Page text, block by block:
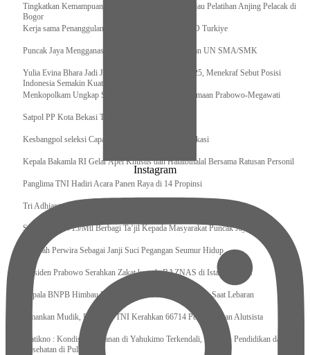
Tingkatkan Kemampuan K9 TNI, Panglima TNI Tinjau Pelatihan Anjing Pelacak di
Bogor
Kerja sama Penanggulangan Bencana BNPB – AFAD Turkiye
Puncak Jaya Mengganas, TNI-POLRI Solid Amankan UN SMA/SMK
Yulia Evina Bhara Jadi Juri Festival Film Cannes 2025, Menekraf Sebut Posisi
Indonesia Semakin Kuat
Menkopolkam Ungkap Spirit Persatuan dan Kebersamaan Prabowo-Megawati
Satpol PP Kota Bekasi Tertibkan PPKS
Kesbangpol seleksi Capaska 736 Siswa/i se-Kota Bekasi
Kepala Bakamla RI Gelar Apel Khusus dan Halalbihalal Bersama Ratusan Personil
Panglima TNI Hadiri Acara Panen Raya di 14 Propinsi
Tri Adhianto : Kota Bekasi Bisa Mempertahankan Keharmonisasian
Satgas Yonif 715/Mtl Berbagi Ta’jil Kepada Masyarakat Puncak Jaya
Sumpah Perwira Sebagai Janji Suci Pegangan Seumur Hidup
Presiden Prabowo Serahkan Zakat kepada BAZNAS di Istana Negara
Kepala BNPB Himbau Pemda Waspada Potensi Bencana Saat Lebaran
Amankan Mudik, Panglima TNI Kerahkan 66714 Personel Dan Alutsista
Pratikno : Kondisi Keamanan di Yahukimo Terkendali, Layanan Pendidikan dan
Kesehatan di Pulihkan
Instagram